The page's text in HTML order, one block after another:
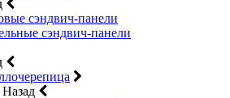
сэндвич-панели
сэндвич-панели
Назад